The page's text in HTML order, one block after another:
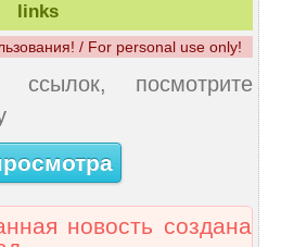
links
/ For personal use only!
ссылок, посмотрите
новость создана